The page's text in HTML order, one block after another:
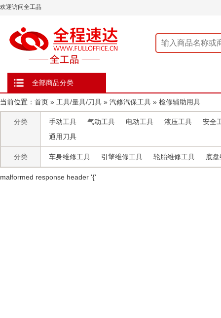
欢迎访问全工品
全部商品分类
当前位置： 首页 » 工具/量具/刀具 » 汽修汽保工具 » 检修辅助用具
分类 手动工具 气动工具 电动工具 液压工具
安全
通用刀具
分类 车身维修工具 引擎维修工具 轮胎维修工具 底
malformed response header ' {'